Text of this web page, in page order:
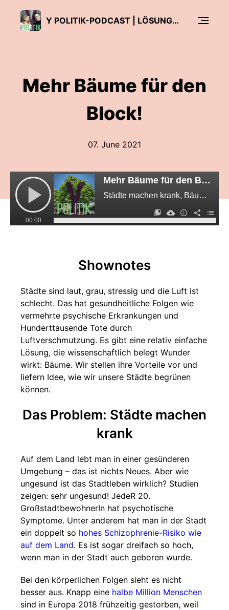
Y POLITIK-PODCAST | LÖSUNGEN FÜR DAS 3. JAHRTAUSEND
Mehr Bäume für den
Block!
07. June 2021
Mehr Bäume für den Block!
Städte machen krank, Bäume gesund – mehr als ihr glaubt.
00:00
Shownotes
Städte sind laut, grau, stressig und die Luft ist
schlecht. Das hat gesundheitliche Folgen wie
vermehrte psychische Erkrankungen und
Hunderttausende Tote durch
Luftverschmutzung. Es gibt eine relativ einfache
Lösung, die wissenschaftlich belegt Wunder
wirkt: Bäume. Wir stellen ihre Vorteile vor und
liefern Idee, wie wir unsere Städte begrünen
können.
Das Problem: Städte machen
krank
Auf dem Land lebt man in einer gesünderen
Umgebung – das ist nichts Neues. Aber wie
ungesund ist das Stadtleben wirklich? Studien
zeigen: sehr ungesund! JedeR 20.
GroßstadtbewohnerIn hat psychotische
Symptome. Unter anderem hat man in der Stadt
ein doppelt so hohes Schizophrenie-Risiko wie
auf dem Land. Es ist sogar dreifach so hoch,
wenn man in der Stadt auch geboren wurde.
Bei den körperlichen Folgen sieht es nicht
besser aus. Knapp eine halbe Million Menschen
sind in Europa 2018 frühzeitig gestorben, weil